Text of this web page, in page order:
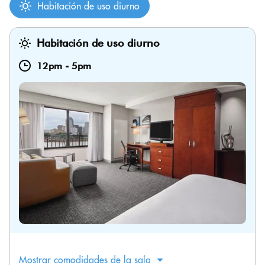
Habitación de uso diurno
Habitación de uso diurno
12pm - 5pm
Mostrar comodidades de la sala